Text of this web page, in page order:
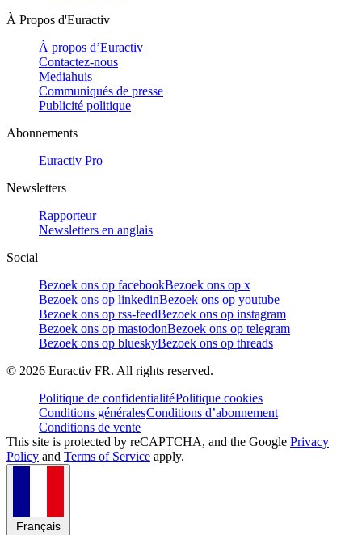
À Propos d'Euractiv
À propos d’Euractiv
Contactez-nous
Mediahuis
Communiqués de presse
Publicité politique
Abonnements
Euractiv Pro
Newsletters
Rapporteur
Newsletters en anglais
Social
Bezoek ons op facebookBezoek ons op x
Bezoek ons op linkedinBezoek ons op youtube
Bezoek ons op rss-feedBezoek ons op instagram
Bezoek ons op mastodonBezoek ons op telegram
Bezoek ons op blueskyBezoek ons op threads
© 2026 Euractiv FR. All rights reserved.
Politique de confidentialitéPolitique cookies
Conditions généralesConditions d’abonnement
Conditions de vente
This site is protected by reCAPTCHA, and the Google Privacy
Policy and Terms of Service apply.
Français